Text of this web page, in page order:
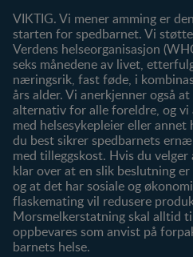
VIKTIG. Vi mener amming er
starten for spedbarnet. Vi
Verdens helseorganisasjon
seks månedene av livet,
næringsrik, fast føde, i
års alder. Vi anerkjenner også
alternativ for alle foreldre, og vi
med helsesykepleier eller
du best sikrer spedbarnets
med tilleggskost. Hvis du
klar over at en slik beslutning
og at det har sosiale og
flaskemating vil redusere
Morsmelkerstatning skal alltid
oppbevares som anvist på
barnets helse.